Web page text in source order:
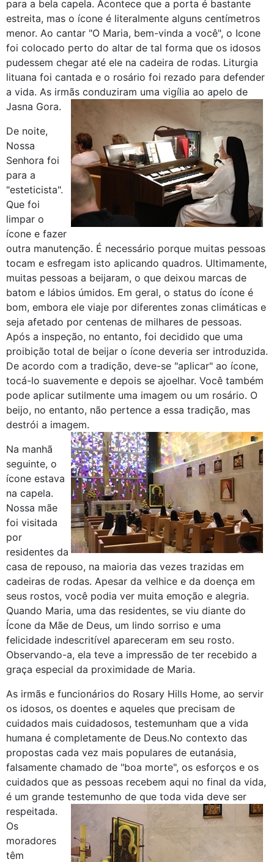
para a bela capela. Acontece que a porta é bastante
estreita, mas o ícone é literalmente alguns centímetros
menor. Ao cantar "O Maria, bem-vinda a você", o Icone
foi colocado perto do altar de tal forma que os idosos
pudessem chegar até ele na cadeira de rodas. Liturgia
lituana foi cantada e o rosário foi rezado para defender
a vida. As irmãs conduziram uma vigília ao apelo de
Jasna Gora.
De noite,
Nossa
Senhora foi
para a
"esteticista".
Que foi
limpar o
ícone e fazer
outra manutenção. É necessário porque muitas pessoas
tocam e esfregam isto aplicando quadros. Ultimamente,
muitas pessoas a beijaram, o que deixou marcas de
batom e lábios úmidos. Em geral, o status do ícone é
bom, embora ele viaje por diferentes zonas climáticas e
seja afetado por centenas de milhares de pessoas.
Após a inspeção, no entanto, foi decidido que uma
proibição total de beijar o ícone deveria ser introduzida.
De acordo com a tradição, deve-se "aplicar" ao ícone,
tocá-lo suavemente e depois se ajoelhar. Você também
pode aplicar sutilmente uma imagem ou um rosário. O
beijo, no entanto, não pertence a essa tradição, mas
destrói a imagem.
Na manhã
seguinte, o
ícone estava
na capela.
Nossa mãe
foi visitada
por
residentes da
casa de repouso, na maioria das vezes trazidas em
cadeiras de rodas. Apesar da velhice e da doença em
seus rostos, você podia ver muita emoção e alegria.
Quando Maria, uma das residentes, se viu diante do
Ícone da Mãe de Deus, um lindo sorriso e uma
felicidade indescritível apareceram em seu rosto.
Observando-a, ela teve a impressão de ter recebido a
graça especial da proximidade de Maria.
As irmãs e funcionários do Rosary Hills Home, ao servir
os idosos, os doentes e aqueles que precisam de
cuidados mais cuidadosos, testemunham que a vida
humana é completamente de Deus.No contexto das
propostas cada vez mais populares de eutanásia,
falsamente chamado de "boa morte", os esforços e os
cuidados que as pessoas recebem aqui no final da vida,
é um grande testemunho de que toda vida deve ser
respeitada.
Os
moradores
têm